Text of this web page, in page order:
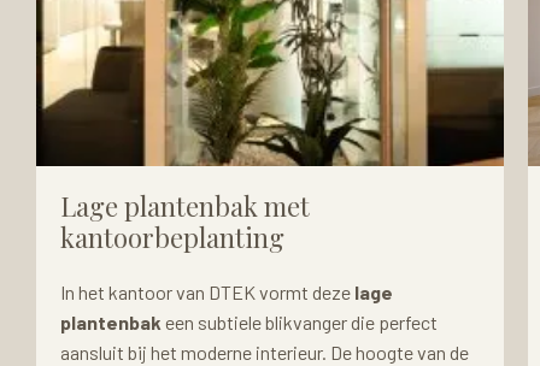
Lage plantenbak met
kantoorbeplanting
In het kantoor van DTEK vormt deze lage
plantenbak een subtiele blikvanger die perfect
aansluit bij het moderne interieur. De hoogte van de